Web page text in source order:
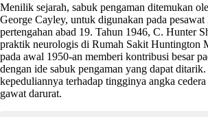
Menilik sejarah, sabuk pengaman ditemukan
George Cayley, untuk digunakan pada pesawat
pertengahan abad 19. Tahun 1946, C. Hunter
praktik neurologis di Rumah Sakit Huntington
pada awal 1950-an memberi kontribusi besar
dengan ide sabuk pengaman yang dapat
kepeduliannya terhadap tingginya angka
gawat darurat.